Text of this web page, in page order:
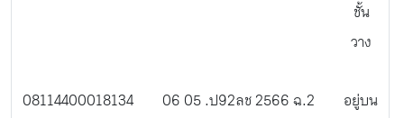
ชั้น
วาง
08114400018134 06 05 .ป92ลช 2566 ฉ.2
อยู่บน